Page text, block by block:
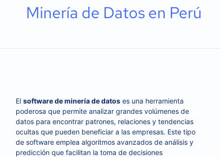
Minería de Datos en Perú
El software de minería de datos es una herramienta
poderosa que permite analizar grandes volúmenes de
datos para encontrar patrones, relaciones y tendencias
ocultas que pueden beneficiar a las empresas. Este tipo
de software emplea algoritmos avanzados de análisis y
predicción que facilitan la toma de decisiones